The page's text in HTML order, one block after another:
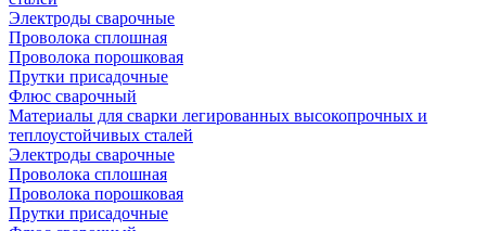
Электроды сварочные
Проволока сплошная
Проволока порошковая
Прутки присадочные
Флюс сварочный
Материалы для сварки легированных высокопрочных и
теплоустойчивых сталей
Электроды сварочные
Проволока сплошная
Проволока порошковая
Прутки присадочные